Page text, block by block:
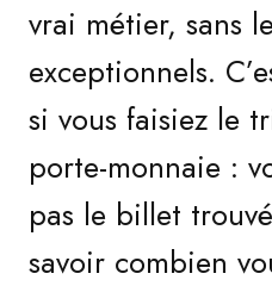
vrai métier, sans
exceptionnels.
si vous faisiez le
porte-monnaie :
pas le billet
savoir combien